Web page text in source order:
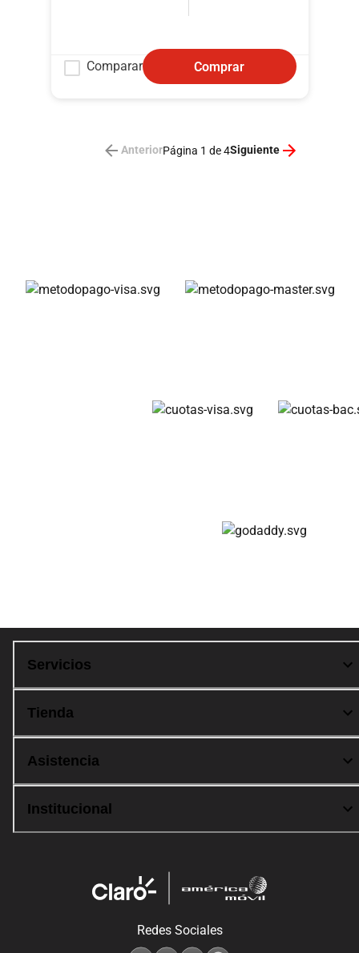
Comparar Comprar
AnteriorPágina 1 de 4Siguiente
Servicios
Tienda
Asistencia
Institucional
Redes Sociales